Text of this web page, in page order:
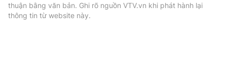
thuận bằng văn bản. Ghi rõ nguồn VTV.vn khi phát hành lại
thông tin từ website này.